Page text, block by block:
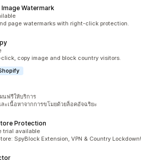
Watermark
page watermarks with right-click protection.
copy image and block country visitors.
นฟรีให้บริการ
ะเนื้อหาจากการขโมยด้วยล็อคอัจฉริยะ
Protection
trial available
SpyBlock Extension, VPN & Country Lockdown!